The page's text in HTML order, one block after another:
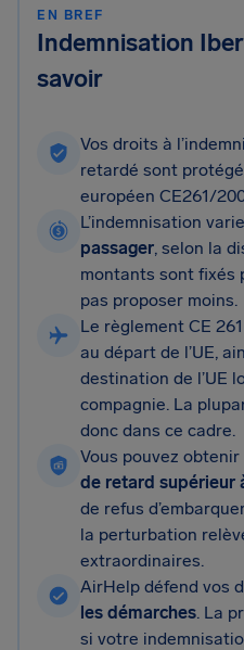
EN BREF
Indemnisation
savoir
Vos droits à
retardé sont
européen CE261/
L’indemnisation
passager, selon la
montants sont fixés
pas proposer moins.
Le règlement CE
au départ de l’UE,
destination de l’UE
compagnie. La
donc dans ce cadre.
Vous pouvez obtenir
de retard supérieur
de refus
la perturbation
extraordinaires.
AirHelp défend vos
les démarches. La
si votre